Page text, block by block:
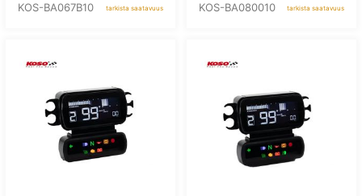
KOS-BA067B10 tarkista saatavuus KOS-BA080010 tarkista saatavuus